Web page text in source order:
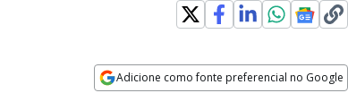
Adicione como fonte preferencial no Google